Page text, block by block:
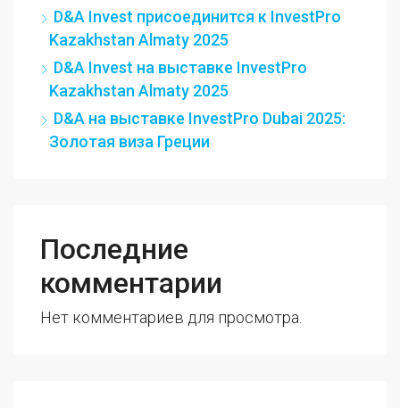
D&A Invest присоединится к InvestPro
Kazakhstan Almaty 2025
D&A Invest на выставке InvestPro
Kazakhstan Almaty 2025
D&A на выставке InvestPro Dubai 2025:
Золотая виза Греции
Последние
комментарии
Нет комментариев для просмотра.